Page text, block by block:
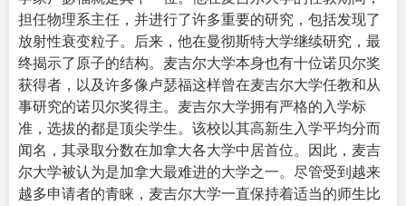
担任物理系主任，并进行了许多重要的研究，包括发现了
放射性衰变粒子。后来，他在曼彻斯特大学继续研究，最
终揭示了原子的结构。麦吉尔大学本身也有十位诺贝尔奖
获得者，以及许多像卢瑟福这样曾在麦吉尔大学任教和从
事研究的诺贝尔奖得主。麦吉尔大学拥有严格的入学标
准，选拔的都是顶尖学生。该校以其高新生入学平均分而
闻名，其录取分数在加拿大各大学中居首位。因此，麦吉
尔大学被认为是加拿大最难进的大学之一。尽管受到越来
越多申请者的青睐，麦吉尔大学一直保持着适当的师生比